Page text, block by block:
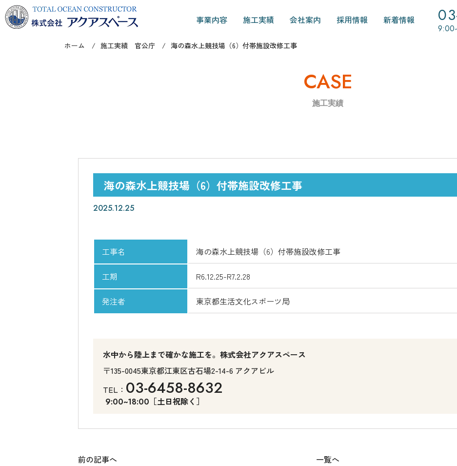
事業内容 施工実績 会社案内 採用情報 新着情報
ホーム 施工実績 官公庁 海の森水上競技場（6）付帯施設改修工事
CASE
施工実績
海の森水上競技場（6）付帯施設改修工事
2025.12.25
工事名 海の森水上競技場（6）付帯施設改修工事
工期 R6.12.25-R7.2.28
発注者 東京都生活文化スポーツ局
水中から陸上まで確かな施工を。株式会社アクアスペース
〒135-0045東京都江東区古石場2-14-6 アクアビル
TEL： 03-6458-8632
9:00~18:00 ［土日祝除く］
前の記事へ 一覧へ